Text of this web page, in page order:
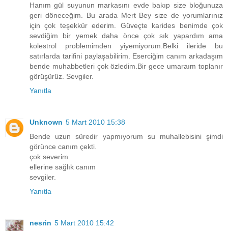
Hanım gül suyunun markasını evde bakıp size bloğunuza
geri döneceğim. Bu arada Mert Bey size de yorumlarınız
için çok teşekkür ederim. Güveçte karides benimde çok
sevdiğim bir yemek daha önce çok sık yapardım ama
kolestrol problemimden yiyemiyorum.Belki ileride bu
satırlarda tarifini paylaşabilirim. Eserciğim canım arkadaşım
bende muhabbetleri çok özledim.Bir gece umaraım toplanır
görüşürüz. Sevgiler.
Yanıtla
Unknown 5 Mart 2010 15:38
Bende uzun süredir yapmıyorum su muhallebisini şimdi
görünce canım çekti.
çok severim.
ellerine sağlık canım
sevgiler.
Yanıtla
nesrin 5 Mart 2010 15:42